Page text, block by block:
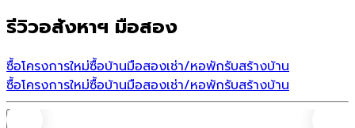
รีวิวอสังหาฯ มือสอง
ซื้อโครงการใหม่ซื้อบ้านมือสองเช่า/หอพักรับสร้างบ้าน
ซื้อโครงการใหม่ซื้อบ้านมือสองเช่า/หอพักรับสร้างบ้าน